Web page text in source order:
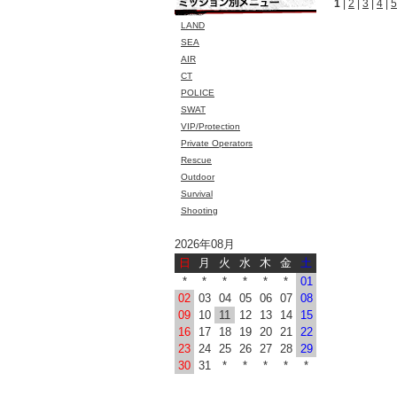
1 | 2 | 3 | 4 | 5
LAND
SEA
AIR
CT
POLICE
SWAT
VIP/Protection
Private Operators
Rescue
Outdoor
Survival
Shooting
2026年08月
日
月 火 水 木 金
土
*
* * * * *
01
02 03 04 05 06 07
08
09
10 11 12 13 14
15
16
17 18 19 20 21
22
23
24 25 26 27 28
29
30 31 * * * * *